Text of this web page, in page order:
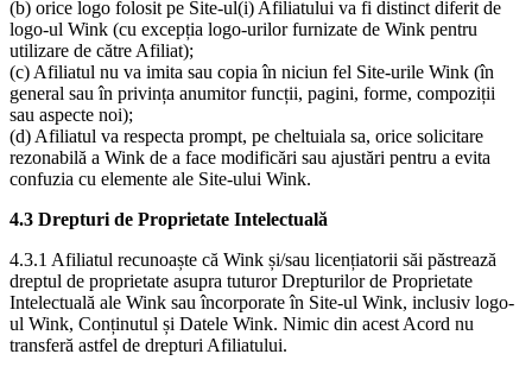
(b) orice logo folosit pe Site-ul(i) Afiliatului va fi distinct diferit de
logo-ul Wink (cu excepția logo-urilor furnizate de Wink pentru
utilizare de către Afiliat);
(c) Afiliatul nu va imita sau copia în niciun fel Site-urile Wink (în
general sau în privința anumitor funcții, pagini, forme, compoziții
sau aspecte noi);
(d) Afiliatul va respecta prompt, pe cheltuiala sa, orice solicitare
rezonabilă a Wink de a face modificări sau ajustări pentru a evita
confuzia cu elemente ale Site-ului Wink.
4.3 Drepturi de Proprietate Intelectuală
4.3.1 Afiliatul recunoaște că Wink și/sau licențiatorii săi păstrează
dreptul de proprietate asupra tuturor Drepturilor de Proprietate
Intelectuală ale Wink sau încorporate în Site-ul Wink, inclusiv logo-
ul Wink, Conținutul și Datele Wink. Nimic din acest Acord nu
transferă astfel de drepturi Afiliatului.